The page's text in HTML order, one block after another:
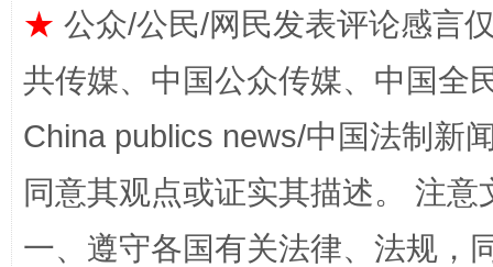
镜头丨大暑三秋近 山西：
★ 公众/公民/网民发表评论感言
共传媒、中国公众传媒、中国全
China publics news/中国法制新
同意其观点或证实其描述。 注
一、遵守各国有关法律、法规，